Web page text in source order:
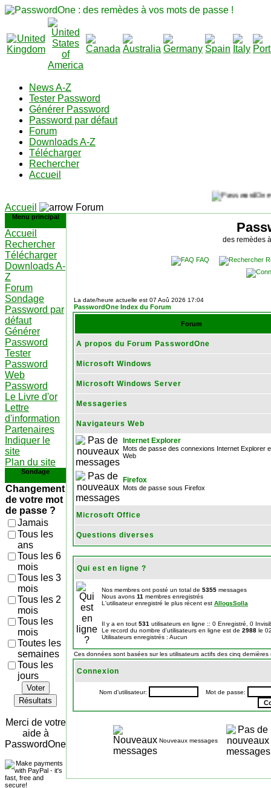
News A-Z
Tester Password
Générer Password
Password par défaut
Forum
Downloads A-Z
Télécharger
Rechercher
Accueil
Accueil Forum
Menu principal
Accueil
Rechercher
Télécharger
Downloads A-
Z
Forum
Sondage
Password par
défaut
Générer
Password
Tester
Password
Web
Password
Le Livre d'or
Lettre
d'information
Partenaires
Indiquer le
site
Plan du site
Sondage
Changement
de votre mot
de passe ?
Jamais
Tous les
ans
Tous les 6
mois
Tous les 3
mois
Tous les 2
mois
Tous les
mois
Toutes les
semaines
Tous les
jours
Voter
Résultats
Merci de votre
aide à
PasswordOne
des remèdes
FAQ
La date/heure actuelle est 07 Aoû 2026 17:04
PasswordOne Index du Forum
Forum
A propos du Forum PasswordOne
Microsoft Windows
Microsoft Windows Server
Messageries
Navigateurs Web
Internet Explorer
Mots de passe des connexions Internet Explorer
Web
Firefox
Mots de passe sous Firefox
Microsoft Office
Questions diverses
Qui est en ligne ?
Nos membres ont posté un total de 5355 messages
Nous avons 11 membres enregistrés
L'utilisateur enregistré le plus récent est AllogsSolla
Il y a en tout 531 utilisateurs en ligne :: 0 Enregistré, 0
Le record du nombre d'utilisateurs en ligne est de 2988 le
Utilisateurs enregistrés : Aucun
Ces données sont basées sur les utilisateurs actifs des cinq dernières
Connexion
Nom d'utilisateur: Mot de passe:
Nouveaux messages